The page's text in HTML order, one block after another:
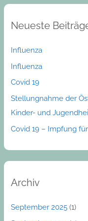
c
f
o
r
:
Neueste
Influenza
Influenza
Covid 19
Stellungnahme der
Kinder- und
Covid 19 – Impfung
Archiv
September 2025 (1)